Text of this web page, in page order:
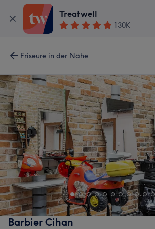
Treatwell
130K
Friseure in der Nähe
Barbier Cihan